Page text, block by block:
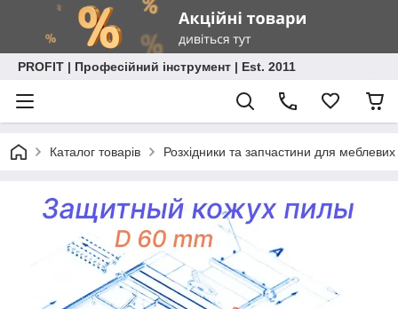
PROFIT | Професійний інструмент | Est. 2011
Каталог товарів Розхідники та запчастини для